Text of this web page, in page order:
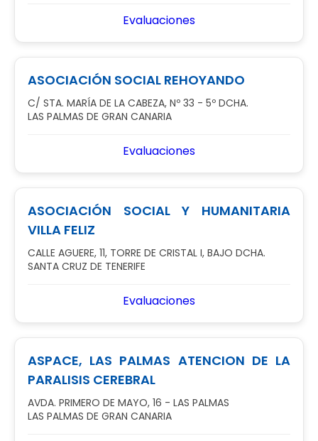
Evaluaciones
ASOCIACIÓN SOCIAL REHOYANDO
C/ STA. MARÍA DE LA CABEZA, Nº 33 - 5º DCHA.
LAS PALMAS DE GRAN CANARIA
Evaluaciones
ASOCIACIÓN SOCIAL Y HUMANITARIA
VILLA FELIZ
CALLE AGUERE, 11, TORRE DE CRISTAL I, BAJO DCHA.
SANTA CRUZ DE TENERIFE
Evaluaciones
ASPACE, LAS PALMAS ATENCION DE LA
PARALISIS CEREBRAL
AVDA. PRIMERO DE MAYO, 16 - LAS PALMAS
LAS PALMAS DE GRAN CANARIA